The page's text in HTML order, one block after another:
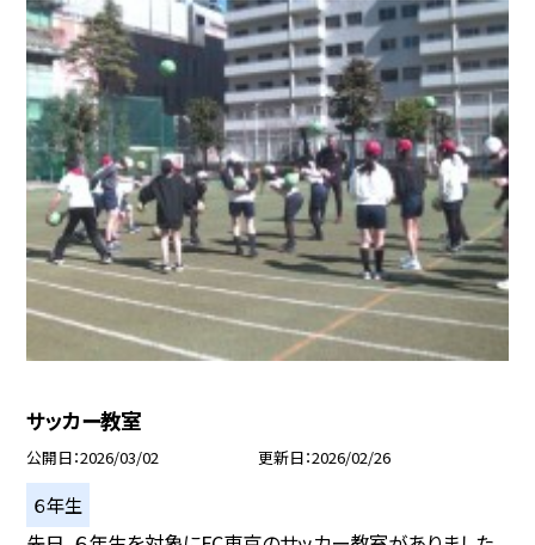
サッカー教室
公開日 2026/03/02 更新日 2026/02/26
６年生